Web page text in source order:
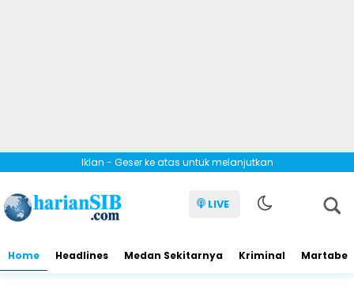
Iklan - Geser ke atas untuk melanjutkan
LIVE
Home Headlines Medan Sekitarnya Kriminal Martabe